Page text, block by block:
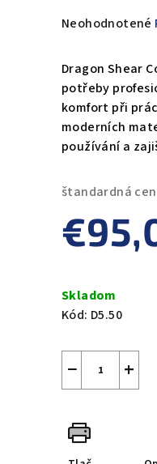
Priemerné
produktu
0,0
hviezdičiek.
Neohodnotené
Dragon Shear
potřeby
komfort při
moderních
používání a
štandardná
cena:
Skladom
Kód: D5.50
+
−